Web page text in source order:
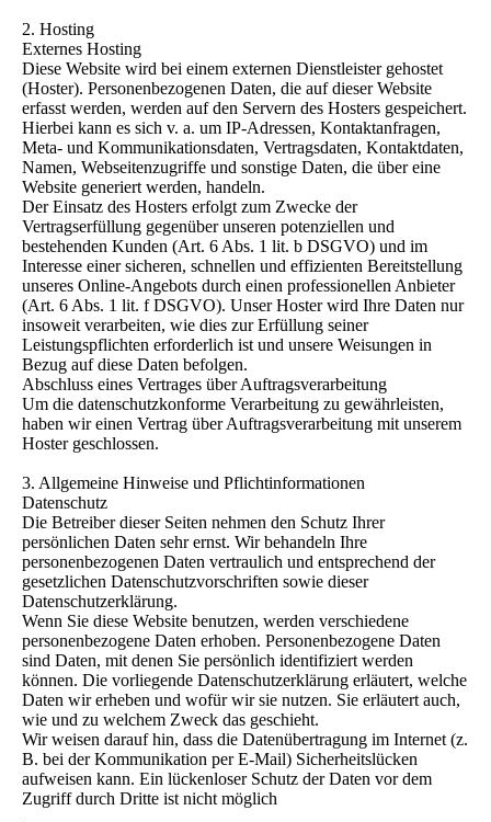
2. Hosting
Externes Hosting
Diese Website wird bei einem externen Dienstleister gehostet
(Hoster). Personenbezogenen Daten, die auf dieser Website
erfasst werden, werden auf den Servern des Hosters gespeichert.
Hierbei kann es sich v. a. um IP-Adressen, Kontaktanfragen,
Meta- und Kommunikationsdaten, Vertragsdaten, Kontaktdaten,
Namen, Webseitenzugriffe und sonstige Daten, die über eine
Website generiert werden, handeln.
Der Einsatz des Hosters erfolgt zum Zwecke der
Vertragserfüllung gegenüber unseren potenziellen und
bestehenden Kunden (Art. 6 Abs. 1 lit. b DSGVO) und im
Interesse einer sicheren, schnellen und effizienten Bereitstellung
unseres Online-Angebots durch einen professionellen Anbieter
(Art. 6 Abs. 1 lit. f DSGVO). Unser Hoster wird Ihre Daten nur
insoweit verarbeiten, wie dies zur Erfüllung seiner
Leistungspflichten erforderlich ist und unsere Weisungen in
Bezug auf diese Daten befolgen.
Abschluss eines Vertrages über Auftragsverarbeitung
Um die datenschutzkonforme Verarbeitung zu gewährleisten,
haben wir einen Vertrag über Auftragsverarbeitung mit unserem
Hoster geschlossen.
3. Allgemeine Hinweise und Pflichtinformationen
Datenschutz
Die Betreiber dieser Seiten nehmen den Schutz Ihrer
persönlichen Daten sehr ernst. Wir behandeln Ihre
personenbezogenen Daten vertraulich und entsprechend der
gesetzlichen Datenschutzvorschriften sowie dieser
Datenschutzerklärung.
Wenn Sie diese Website benutzen, werden verschiedene
personenbezogene Daten erhoben. Personenbezogene Daten
sind Daten, mit denen Sie persönlich identifiziert werden
können. Die vorliegende Datenschutzerklärung erläutert, welche
Daten wir erheben und wofür wir sie nutzen. Sie erläutert auch,
wie und zu welchem Zweck das geschieht.
Wir weisen darauf hin, dass die Datenübertragung im Internet (z.
B. bei der Kommunikation per E-Mail) Sicherheitslücken
aufweisen kann. Ein lückenloser Schutz der Daten vor dem
Zugriff durch Dritte ist nicht möglich
.